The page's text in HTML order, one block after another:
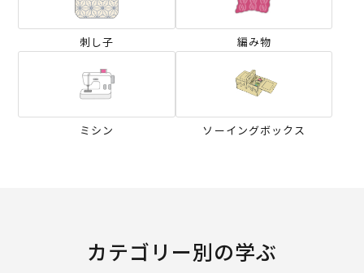
刺し子 編み物
ミシン ソーイングボックス
カテゴリー別の学ぶ